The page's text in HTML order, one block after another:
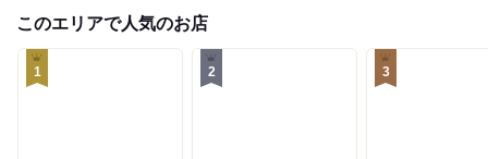
このエリアで人気のお店
1 2 3